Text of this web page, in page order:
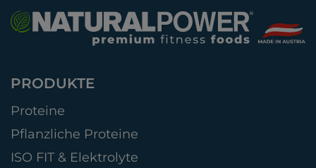
PRODUKTE
Proteine
Pflanzliche Proteine
ISO FIT & Elektrolyte